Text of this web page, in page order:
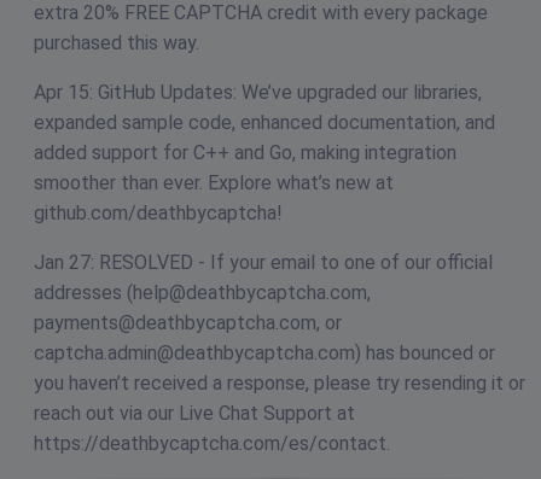
extra 20% FREE CAPTCHA credit with every package
purchased this way.
Apr 15: GitHub Updates: We’ve upgraded our libraries,
expanded sample code, enhanced documentation, and
added support for C++ and Go, making integration
smoother than ever. Explore what’s new at
github.com/deathbycaptcha!
Jan 27: RESOLVED - If your email to one of our official
addresses (help@deathbycaptcha.com,
payments@deathbycaptcha.com, or
captcha.admin@deathbycaptcha.com) has bounced or
you haven’t received a response, please try resending it or
reach out via our Live Chat Support at
https://deathbycaptcha.com/es/contact.